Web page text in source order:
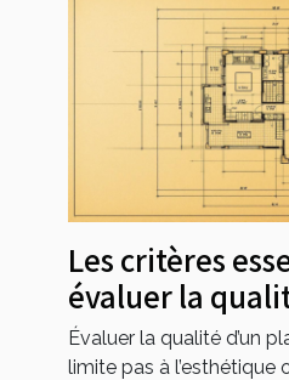
Les critères
évaluer la
de maison
Évaluer la qualité d’un
limite pas à l’esthétique